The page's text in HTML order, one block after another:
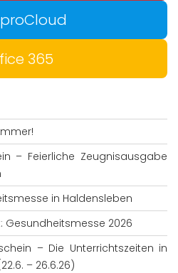
365
– Feierliche Zeugnisausgabe
in Haldensleben
Gesundheitsmesse 2026
– Die Unterrichtszeiten in
– 26.6.26)